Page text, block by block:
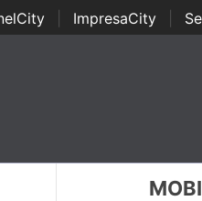
ImpresaCity